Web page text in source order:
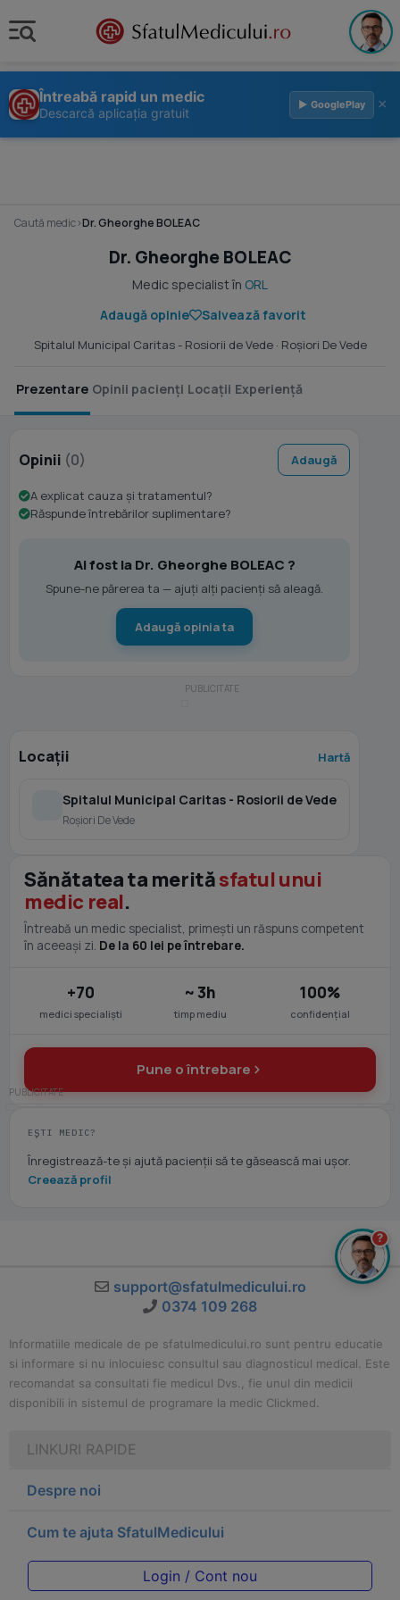
Întreabă rapid un medic
Descarcă aplicația gratuit
▶ GooglePlay ×
Caută medic›Dr. Gheorghe BOLEAC
Dr. Gheorghe BOLEAC
Medic specialist în ORL
Adaugă opinie
Salvează favorit
Spitalul Municipal Caritas - Rosiorii de Vede· Roşiori De Vede
Prezentare Opinii pacienți Locații Experiență
Opinii (0) Adaugă
A explicat cauza și tratamentul?
Răspunde întrebărilor suplimentare?
Ai fost la Dr. Gheorghe BOLEAC ?
Spune-ne părerea ta — ajuți alți pacienți să aleagă.
Adaugă opinia ta
Locații Hartă
Spitalul Municipal Caritas - Rosiorii de Vede
Roşiori De Vede
Sănătatea ta merităsfatul unui
medic real.
Întreabă un medic specialist, primești un răspuns competent
în aceeași zi. De la 60 lei pe întrebare.
+70
medici specialiști
~ 3h
timp mediu
100%
confidențial
Pune o întrebare
EȘTI MEDIC?
Înregistrează-te și ajută pacienții să te găsească mai ușor.
Creează profil
support@sfatulmedicului.ro
0374 109 268
Informatiile medicale de pe sfatulmedicului.ro sunt pentru educatie
si informare si nu inlocuiesc consultul sau diagnosticul medical. Este
recomandat sa consultati fie medicul Dvs., fie unul din medicii
disponibili in sistemul de programare la medic Clickmed.
LINKURI RAPIDE
Despre noi
Cum te ajuta SfatulMedicului
Login / Cont nou
?